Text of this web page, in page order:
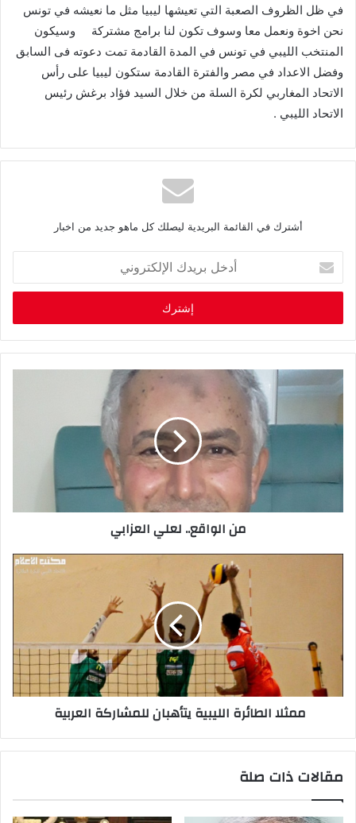
في ظل الظروف الصعبة التي تعيشها ليبيا مثل ما نعيشه في تونس
نحن اخوة ونعمل معا وسوف تكون لنا برامج مشتركة وسيكون
المنتخب الليبي في تونس في المدة القادمة تمت دعوته فى السابق
وفضل الاعداد في مصر والفترة القادمة ستكون ليبيا على رأس
الاتحاد المغاربي لكرة السلة من خلال السيد فؤاد برغش رئيس
الاتحاد الليبي .
أشترك في القائمة البريدية ليصلك كل ماهو جديد من اخبار
خ
ب
ر
د
ك
ل
من الواقع.. لعلي العزابي
ممثلا الطائرة الليبية يتأهبان للمشاركة العربية
مقالات ذات صلة